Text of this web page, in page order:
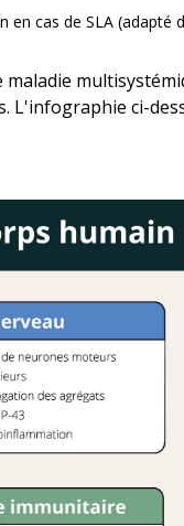
cas de SLA (adapté
L'infographie ci-